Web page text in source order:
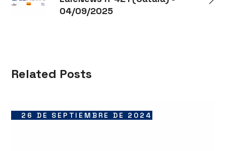
04/09/2025
Related Posts
26 DE SEPTIEMBRE DE 2024